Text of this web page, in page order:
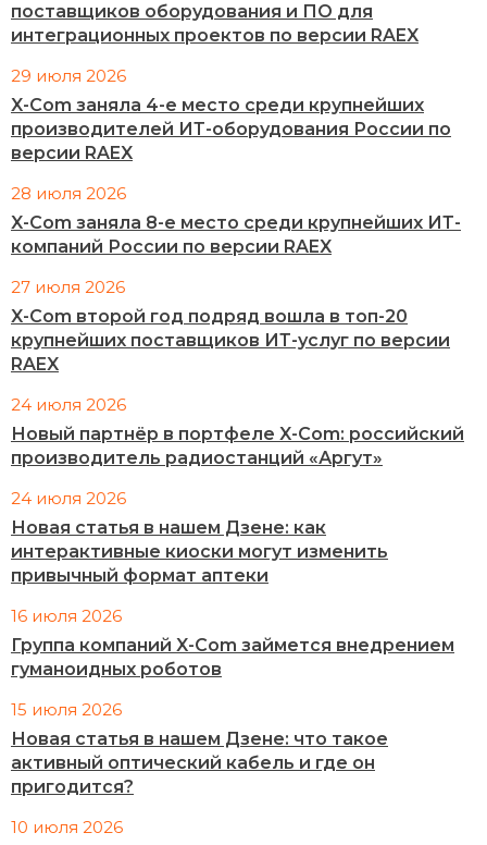
поставщиков оборудования и ПО для
интеграционных проектов по версии RAEX
29 июля 2026
X-Com заняла 4-е место среди крупнейших
производителей ИТ-оборудования России по
версии RAEX
28 июля 2026
X-Com заняла 8-е место среди крупнейших ИТ-
компаний России по версии RAEX
27 июля 2026
X-Com второй год подряд вошла в топ-20
крупнейших поставщиков ИТ-услуг по версии
RAEX
24 июля 2026
Новый партнёр в портфеле X-Com: российский
производитель радиостанций «Аргут»
24 июля 2026
Новая статья в нашем Дзене: как
интерактивные киоски могут изменить
привычный формат аптеки
16 июля 2026
Группа компаний X-Com займется внедрением
гуманоидных роботов
15 июля 2026
Новая статья в нашем Дзене: что такое
активный оптический кабель и где он
пригодится?
10 июля 2026